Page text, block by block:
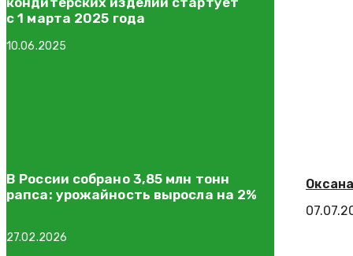
с 1 марта 2025 года
10.06.2025
В России собрано 3,85 млн тонн
рапса: урожайность выросла на 2%
27.02.2026